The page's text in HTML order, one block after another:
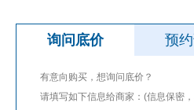
询问底价 预
有意向购买，想询问底价？
请填写如下信息给商家：(信息保密